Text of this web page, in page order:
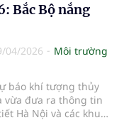
Bắc Bộ nắng
04/2026
Môi trường
báo khí tượng thủy
vừa đưa ra thông tin
Hà Nội và các khu